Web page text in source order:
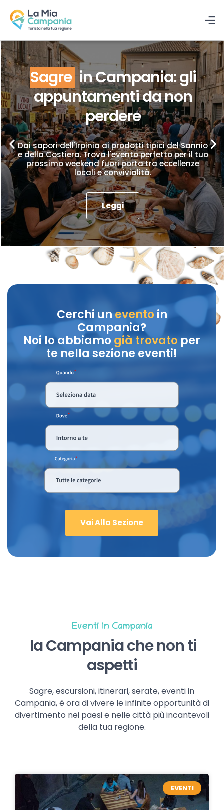
Sagre in Campania: gli
appuntamenti da non
perdere
Dai sapori dell'Irpinia ai prodotti tipici del Sannio
e della Costiera. Trova l'evento perfetto per il tuo
prossimo weekend fuori porta tra eccellenze
locali e convivialità.
Leggi
Cerchi unevento in
Campania?
Noi lo abbiamo già trovatoper
te nella sezione eventi!
Vai Alla Sezione
Eventi in Campania
la Campania che non ti
aspetti
Sagre, escursioni, itinerari, serate, eventi in
Campania, è ora di vivere le infinite opportunità di
divertimento nei paesi e nelle città più incantevoli
della tua regione.
EVENTI